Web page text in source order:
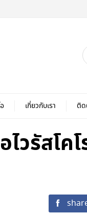
เกี่ยวกับเรา ติด
วรัสโค